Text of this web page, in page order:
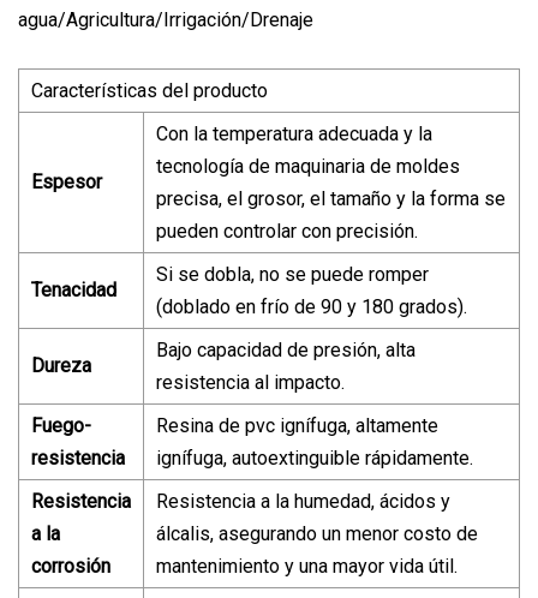
agua/Agricultura/Irrigación/Drenaje
Características del producto
Espesor
Con la temperatura adecuada y la
tecnología de maquinaria de moldes
precisa, el grosor, el tamaño y la forma se
pueden controlar con precisión.
Tenacidad
Si se dobla, no se puede romper
(doblado en frío de 90 y 180 grados).
Dureza
Bajo capacidad de presión, alta
resistencia al impacto.
Fuego-
resistencia
Resina de pvc ignífuga, altamente
ignífuga, autoextinguible rápidamente.
Resistencia
a la
corrosión
Resistencia a la humedad, ácidos y
álcalis, asegurando un menor costo de
mantenimiento y una mayor vida útil.